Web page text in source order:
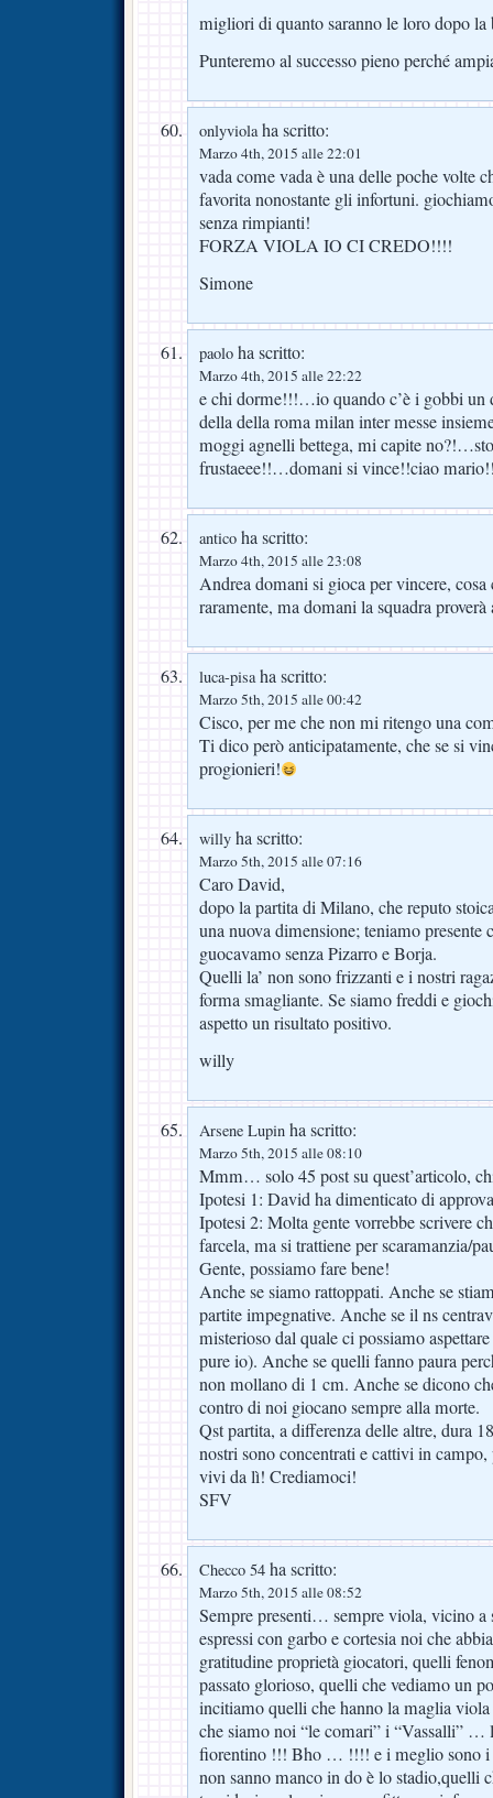
migliori di quanto saranno le loro dopo la
Punteremo al successo pieno perché
onlyviolaha scritto:
Marzo 4th, 2015 alle 22:01
vada come vada è una delle poche volte
favorita nonostante gli infortuni.
senza rimpianti!
FORZA VIOLA IO CI CREDO!!!!
Simone
paolo ha scritto:
Marzo 4th, 2015 alle 22:22
e chi dorme!!!…io quando c’è i gobbi
della della roma milan inter messe
moggi agnelli bettega, mi capite
frustaeee!!…domani si vince!!ciao
antico ha scritto:
Marzo 4th, 2015 alle 23:08
Andrea domani si gioca per vincere, cosa
raramente, ma domani la squadra proverà
luca-pisaha scritto:
Marzo 5th, 2015 alle 00:42
Cisco, per me che non mi ritengo una
Ti dico però anticipatamente, che se si
progionieri!
willy ha scritto:
Marzo 5th, 2015 alle 07:16
Caro David,
dopo la partita di Milano, che reputo
una nuova dimensione; teniamo presente
guocavamo senza Pizarro e Borja.
Quelli la’ non sono frizzanti e i nostri
forma smagliante. Se siamo freddi e
aspetto un risultato positivo.
willy
Arsene Lupin ha scritto:
Marzo 5th, 2015 alle 08:10
Mmm… solo 45 post su quest’articolo,
Ipotesi 1: David ha dimenticato di
Ipotesi 2: Molta gente vorrebbe scrivere
farcela, ma si trattiene per scaramanzia/
Gente, possiamo fare bene!
Anche se siamo rattoppati. Anche se
partite impegnative. Anche se il ns
misterioso dal quale ci possiamo
pure io). Anche se quelli fanno paura
non mollano di 1 cm. Anche se dicono
contro di noi giocano sempre alla morte.
Qst partita, a differenza delle altre, dura
nostri sono concentrati e cattivi in campo,
vivi da lì! Crediamoci!
SFV
Checco 54 ha scritto:
Marzo 5th, 2015 alle 08:52
Sempre presenti… sempre viola, vicino a
espressi con garbo e cortesia noi che
gratitudine proprietà giocatori, quelli
passato glorioso, quelli che vediamo un
incitiamo quelli che hanno la maglia
che siamo noi “le comari” i “Vassalli” …
fiorentino !!! Bho … !!!! e i meglio sono i
non sanno manco in do è lo stadio,quelli